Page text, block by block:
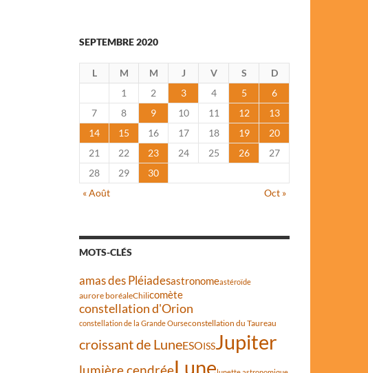
SEPTEMBRE 2020
L M M J V S
D
1
2 3 4 5
6
7
8 9 10 11 12
13
14
15 16 17 18 19
20
21
22 23 24 25 26
27
28
29
30
« Août
Oct »
MOTS-CLÉS
amas des Pléiadesastronomeastéroïde
aurore boréaleChilicomète
constellation d'Orion
constellation de la Grande Ourseconstellation du Taureau
croissant de LuneESOISSJupiter
lumière cendréeLune